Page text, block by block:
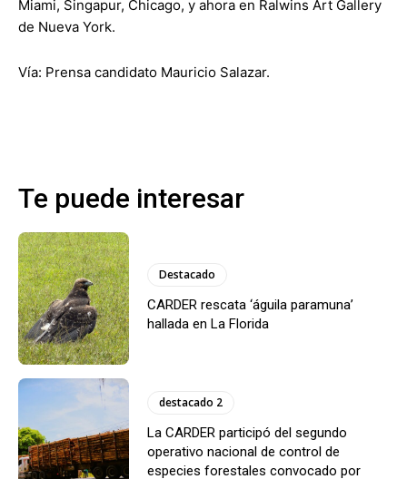
Miami, Singapur, Chicago, y ahora en Ralwins Art Gallery
de Nueva York.
Vía: Prensa candidato Mauricio Salazar.
Te puede interesar
Destacado
CARDER rescata ‘águila paramuna’
hallada en La Florida
destacado 2
La CARDER participó del segundo
operativo nacional de control de
especies forestales convocado por